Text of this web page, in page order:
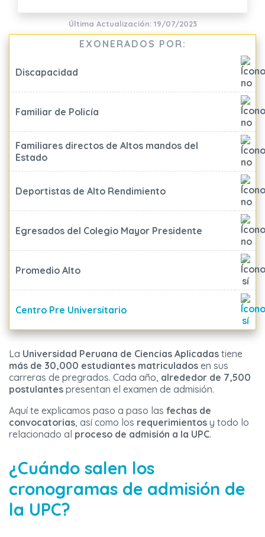
Última Actualización: 19/07/2023
EXONERADOS POR:
Discapacidad
Familiar de Policía
Familiares directos de Altos mandos del
Estado
Deportistas de Alto Rendimiento
Egresados del Colegio Mayor Presidente
Promedio Alto
Centro Pre Universitario
La Universidad Peruana de Ciencias Aplicadas tiene
más de 30,000 estudiantes matriculados en sus
carreras de pregrados. Cada año, alrededor de 7,500
postulantes presentan el examen de admisión.
Aquí te explicamos paso a paso las fechas de
convocatorias, así como los requerimientos y todo lo
relacionado al proceso de admisión a la UPC.
¿Cuándo salen los
cronogramas de admisión de
la UPC?